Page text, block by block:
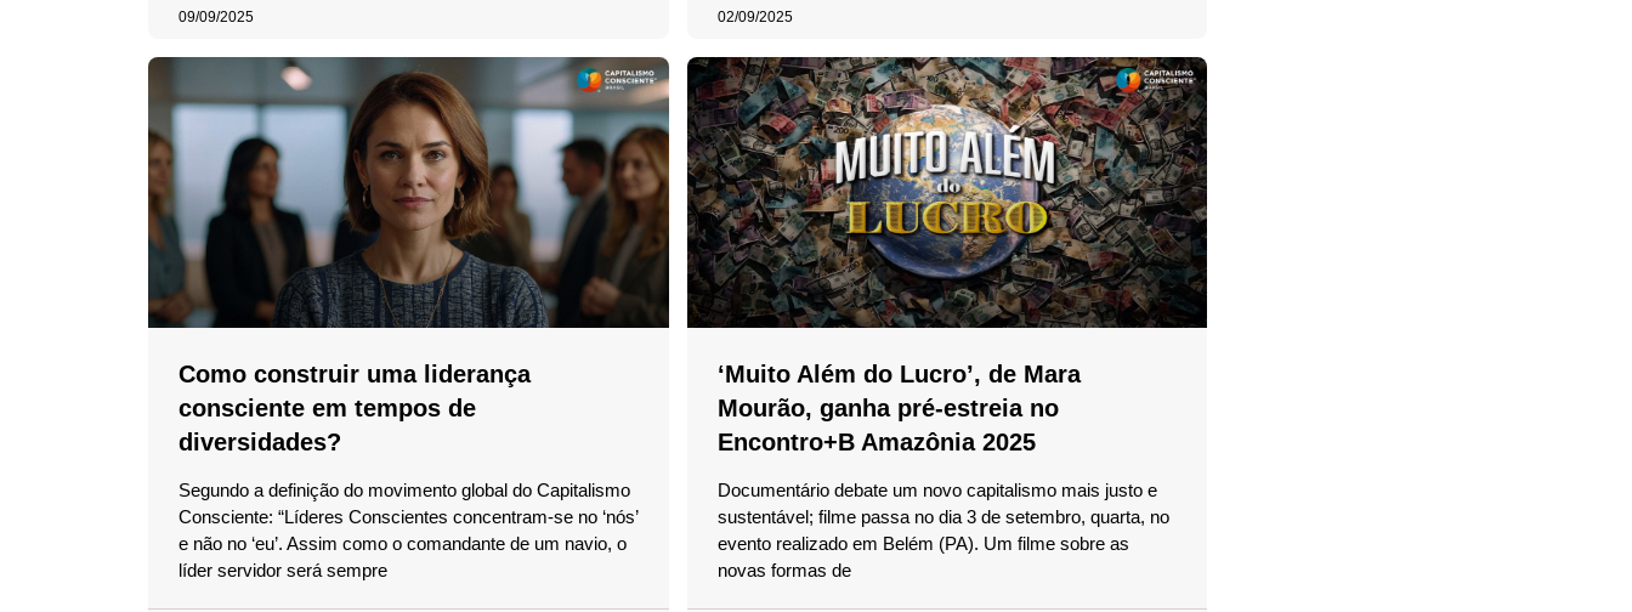
09/09/2025 02/09/2025
Como construir uma liderança
consciente em tempos de
diversidades?
Segundo a definição do movimento global do Capitalismo
Consciente: “Líderes Conscientes concentram-se no ‘nós’
e não no ‘eu’. Assim como o comandante de um navio, o
líder servidor será sempre
‘Muito Além do Lucro’, de Mara
Mourão, ganha pré-estreia no
Encontro+B Amazônia 2025
Documentário debate um novo capitalismo mais justo e
sustentável; filme passa no dia 3 de setembro, quarta, no
evento realizado em Belém (PA). Um filme sobre as
novas formas de